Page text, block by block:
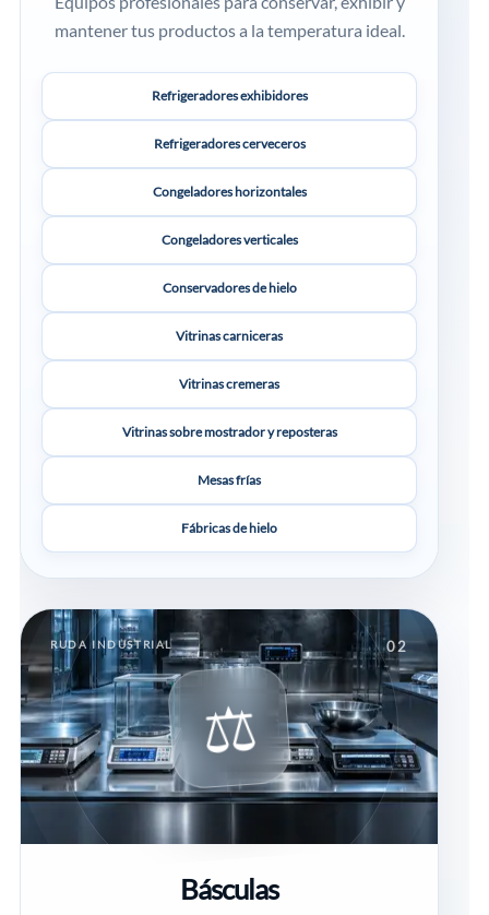
mantener tus productos a la temperatura ideal.
Refrigeradores exhibidores
Refrigeradores cerveceros
Congeladores horizontales
Congeladores verticales
Conservadores de hielo
Vitrinas carniceras
Vitrinas cremeras
Vitrinas sobre mostrador y reposteras
Mesas frías
Fábricas de hielo
RUDA INDUSTRIAL 02
⚖
Básculas